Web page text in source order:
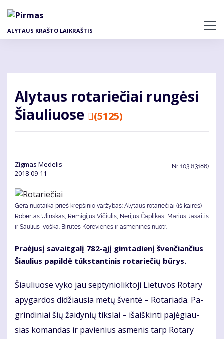
pagrindinį
ALYTAUS KRAŠTO LAIKRAŠTIS
Aly­taus ro­ta­rie­čiai run­gė­si
Šiau­liuo­se
(5125)
Zig­mas Me­de­lis
2018-09-11
Nr. 103 (13186)
Gera nuotaika prieš krepšinio varžybas: Alytaus rotariečiai (iš kairės) –
Robertas Ulinskas, Remigijus Vičiulis, Nerijus Čaplikas, Marius Jasaitis
ir Saulius Ivoška. Bi­ru­tės Ko­re­vie­nės ir as­me­ni­nės nuotr.
Pra­ėju­sį sa­vait­ga­lį 782-ąjį gim­ta­die­nį šven­čian­čius
Šiau­lius pa­pil­dė tūks­tan­ti­nis ro­ta­rie­čių bū­rys.
Šiau­liuo­se vy­ko jau sep­ty­nio­lik­to­ji Lie­tu­vos Ro­ta­ry
apy­gar­dos di­džiau­sia me­tų šven­tė – Ro­ta­ria­da. Pa­
grin­di­niai šių žai­dy­nių tiks­lai – iš­aiš­kin­ti pa­jė­giau­
sias ko­man­das ir pa­vie­nius as­me­nis tarp Ro­ta­ry